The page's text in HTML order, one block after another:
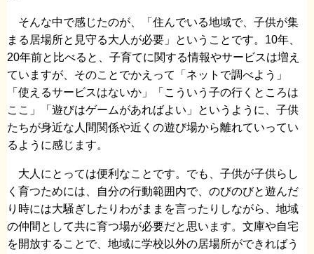
そんな中で感じたのが、「住んでいる地域で、子供が集
まる居場所と見守る大人が必要」ということです。10年、
20年前と比べると、子育てに関する情報やサービスは増え
ていますが、そのことでかえって「ネットで調べよう」
「使えるサービスはないか」「こういう子の行くところは
ここ」「遊びはゲームがあればよい」というように、子供
たちが身近な人間関係や近くの遊び場から離れていってい
るように感じます。
大人にとっては便利なことです。でも、子供が子供らし
く育つためには、自分の行動範囲内で、のびのびと遊んだ
り時には大騒ぎしたりわがままを言ったりしながら、地域
の仲間として共に育つ場が必要だと思います。文庫や自宅
を開放することで、地域に学校以外の居場所ができればう